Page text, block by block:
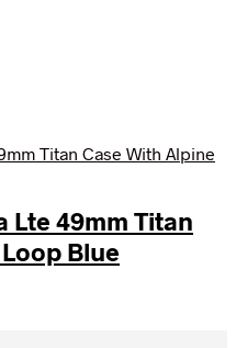
kr..
Lte 49mm Titan
Blue